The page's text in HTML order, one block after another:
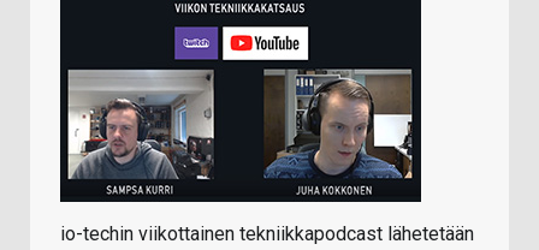
io-techin viikottainen tekniikkapodcast lähetetään